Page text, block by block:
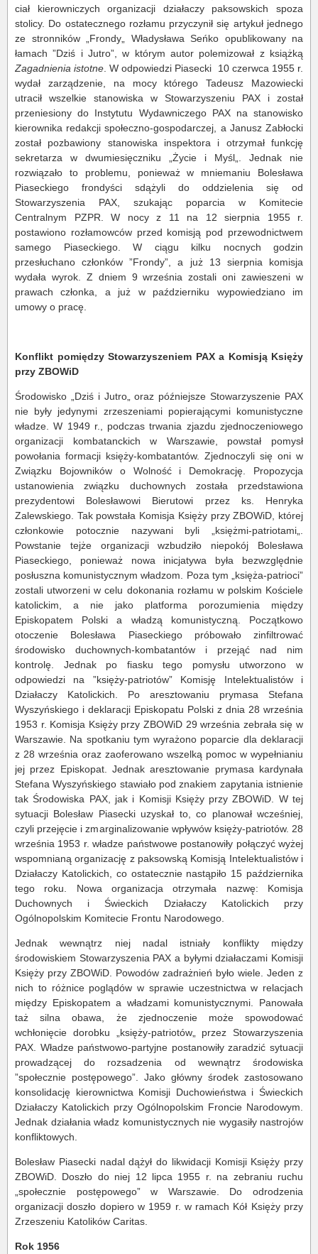
ciał kierowniczych organizacji działaczy paksowskich spoza
stolicy. Do ostatecznego rozłamu przyczynił się artykuł jednego
ze stronników „Frondy„ Władysława Seńko opublikowany na
łamach ”Dziś i Jutro”, w którym autor polemizował z książką
Zagadnienia istotne . W odpowiedzi Piasecki 10 czerwca 1955 r.
wydał zarządzenie, na mocy którego Tadeusz Mazowiecki
utracił wszelkie stanowiska w Stowarzyszeniu PAX i został
przeniesiony do Instytutu Wydawniczego PAX na stanowisko
kierownika redakcji społeczno-gospodarczej, a Janusz Zabłocki
został pozbawiony stanowiska inspektora i otrzymał funkcję
sekretarza w dwumiesięczniku „Życie i Myśl„. Jednak nie
rozwiązało to problemu, ponieważ w mniemaniu Bolesława
Piaseckiego frondyści sdążyli do oddzielenia się od
Stowarzyszenia PAX, szukając poparcia w Komitecie
Centralnym PZPR. W nocy z 11 na 12 sierpnia 1955 r.
postawiono rozłamowców przed komisją pod przewodnictwem
samego Piaseckiego. W ciągu kilku nocnych godzin
przesłuchano członków ”Frondy”, a już 13 sierpnia komisja
wydała wyrok. Z dniem 9 września zostali oni zawieszeni w
prawach członka, a już w październiku wypowiedziano im
umowy o pracę.
Konflikt pomiędzy Stowarzyszeniem PAX a Komisją Księży
przy ZBOWiD
Środowisko „Dziś i Jutro„ oraz późniejsze Stowarzyszenie PAX
nie były jedynymi zrzeszeniami popierającymi komunistyczne
władze. W 1949 r., podczas trwania zjazdu zjednoczeniowego
organizacji kombatanckich w Warszawie, powstał pomysł
powołania formacji księży-kombatantów. Zjednoczyli się oni w
Związku Bojowników o Wolność i Demokrację. Propozycja
ustanowienia związku duchownych została przedstawiona
prezydentowi Bolesławowi Bierutowi przez ks. Henryka
Zalewskiego. Tak powstała Komisja Księży przy ZBOWiD, której
członkowie potocznie nazywani byli „księżmi-patriotami„.
Powstanie tejże organizacji wzbudziło niepokój Bolesława
Piaseckiego, ponieważ nowa inicjatywa była bezwzględnie
posłuszna komunistycznym władzom. Poza tym „księża-patrioci”
zostali utworzeni w celu dokonania rozłamu w polskim Kościele
katolickim, a nie jako platforma porozumienia między
Episkopatem Polski a władzą komunistyczną. Początkowo
otoczenie Bolesława Piaseckiego próbowało zinfiltrować
środowisko duchownych-kombatantów i przejąć nad nim
kontrolę. Jednak po fiasku tego pomysłu utworzono w
odpowiedzi na ”księży-patriotów” Komisję Intelektualistów i
Działaczy Katolickich. Po aresztowaniu prymasa Stefana
Wyszyńskiego i deklaracji Episkopatu Polski z dnia 28 września
1953 r. Komisja Księży przy ZBOWiD 29 września zebrała się w
Warszawie. Na spotkaniu tym wyrażono poparcie dla deklaracji
z 28 września oraz zaoferowano wszelką pomoc w wypełnianiu
jej przez Episkopat. Jednak aresztowanie prymasa kardynała
Stefana Wyszyńskiego stawiało pod znakiem zapytania istnienie
tak Środowiska PAX, jak i Komisji Księży przy ZBOWiD. W tej
sytuacji Bolesław Piasecki uzyskał to, co planował wcześniej,
czyli przejęcie i zmarginalizowanie wpływów księży-patriotów. 28
września 1953 r. władze państwowe postanowiły połączyć wyżej
wspomnianą organizację z paksowską Komisją Intelektualistów i
Działaczy Katolickich, co ostatecznie nastąpiło 15 października
tego roku. Nowa organizacja otrzymała nazwę: Komisja
Duchownych i Świeckich Działaczy Katolickich przy
Ogólnopolskim Komitecie Frontu Narodowego.
Jednak wewnątrz niej nadal istniały konflikty między
środowiskiem Stowarzyszenia PAX a byłymi działaczami Komisji
Księży przy ZBOWiD. Powodów zadrażnień było wiele. Jeden z
nich to różnice poglądów w sprawie uczestnictwa w relacjach
między Episkopatem a władzami komunistycznymi. Panowała
taż silna obawa, że zjednoczenie może spowodować
wchłonięcie dorobku „księży-patriotów„ przez Stowarzyszenia
PAX. Władze państwowo-partyjne postanowiły zaradzić sytuacji
prowadzącej do rozsadzenia od wewnątrz środowiska
”społecznie postępowego”. Jako główny środek zastosowano
konsolidację kierownictwa Komisji Duchowieństwa i Świeckich
Działaczy Katolickich przy Ogólnopolskim Froncie Narodowym.
Jednak działania władz komunistycznych nie wygasiły nastrojów
konfliktowych.
Bolesław Piasecki nadal dążył do likwidacji Komisji Księży przy
ZBOWiD. Doszło do niej 12 lipca 1955 r. na zebraniu ruchu
„społecznie postępowego” w Warszawie. Do odrodzenia
organizacji doszło dopiero w 1959 r. w ramach Kół Księży przy
Zrzeszeniu Katolików Caritas.
Rok 1956